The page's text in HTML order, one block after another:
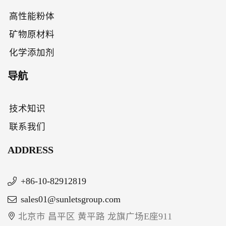
高性能粉体
矿物原材料
化学添加剂
导航
技术知识
联系我们
ADDRESS
+86-10-82912819
sales01@sunletsgroup.com
北京市 昌平区 黄平路 龙旗广场E座911